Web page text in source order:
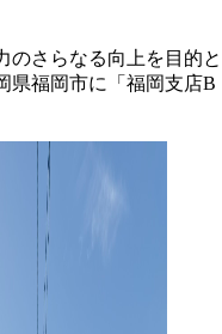
のさらなる向上を目的と
県福岡市に「福岡支店B